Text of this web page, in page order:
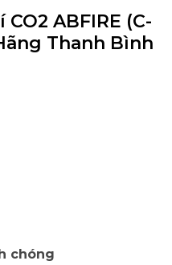
ABFIRE (C-
Thanh Bình
chóng